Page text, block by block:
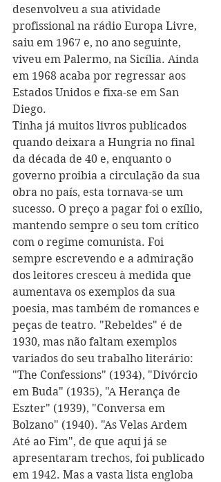
desenvolveu a sua atividade
profissional na rádio Europa Livre,
saiu em 1967 e, no ano seguinte,
viveu em Palermo, na Sicília. Ainda
em 1968 acaba por regressar aos
Estados Unidos e fixa-se em San
Diego.
Tinha já muitos livros publicados
quando deixara a Hungria no final
da década de 40 e, enquanto o
governo proibia a circulação da sua
obra no país, esta tornava-se um
sucesso. O preço a pagar foi o exílio,
mantendo sempre o seu tom crítico
com o regime comunista. Foi
sempre escrevendo e a admiração
dos leitores cresceu à medida que
aumentava os exemplos da sua
poesia, mas também de romances e
peças de teatro. "Rebeldes" é de
1930, mas não faltam exemplos
variados do seu trabalho literário:
"The Confessions" (1934), "Divórcio
em Buda" (1935), "A Herança de
Eszter" (1939), "Conversa em
Bolzano" (1940). "As Velas Ardem
Até ao Fim", de que aqui já se
apresentaram trechos, foi publicado
em 1942. Mas a vasta lista engloba